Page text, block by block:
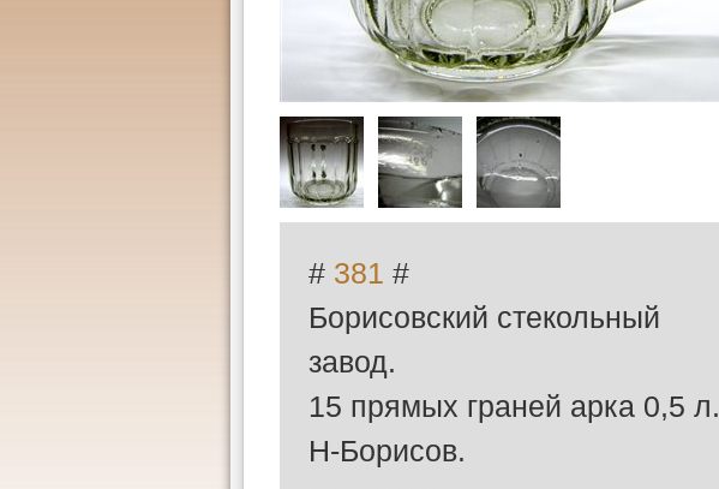
# 381 #
Борисовский стекольный
завод.
15 прямых граней арка 0,5 л.
Н-Борисов.